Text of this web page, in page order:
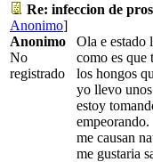
Re: infeccion de
Anonimo]
Anonimo
No
registrado
Ola e estado
como es que
los hongos
yo llevo
estoy
empeorando.
me causan
me gustaria